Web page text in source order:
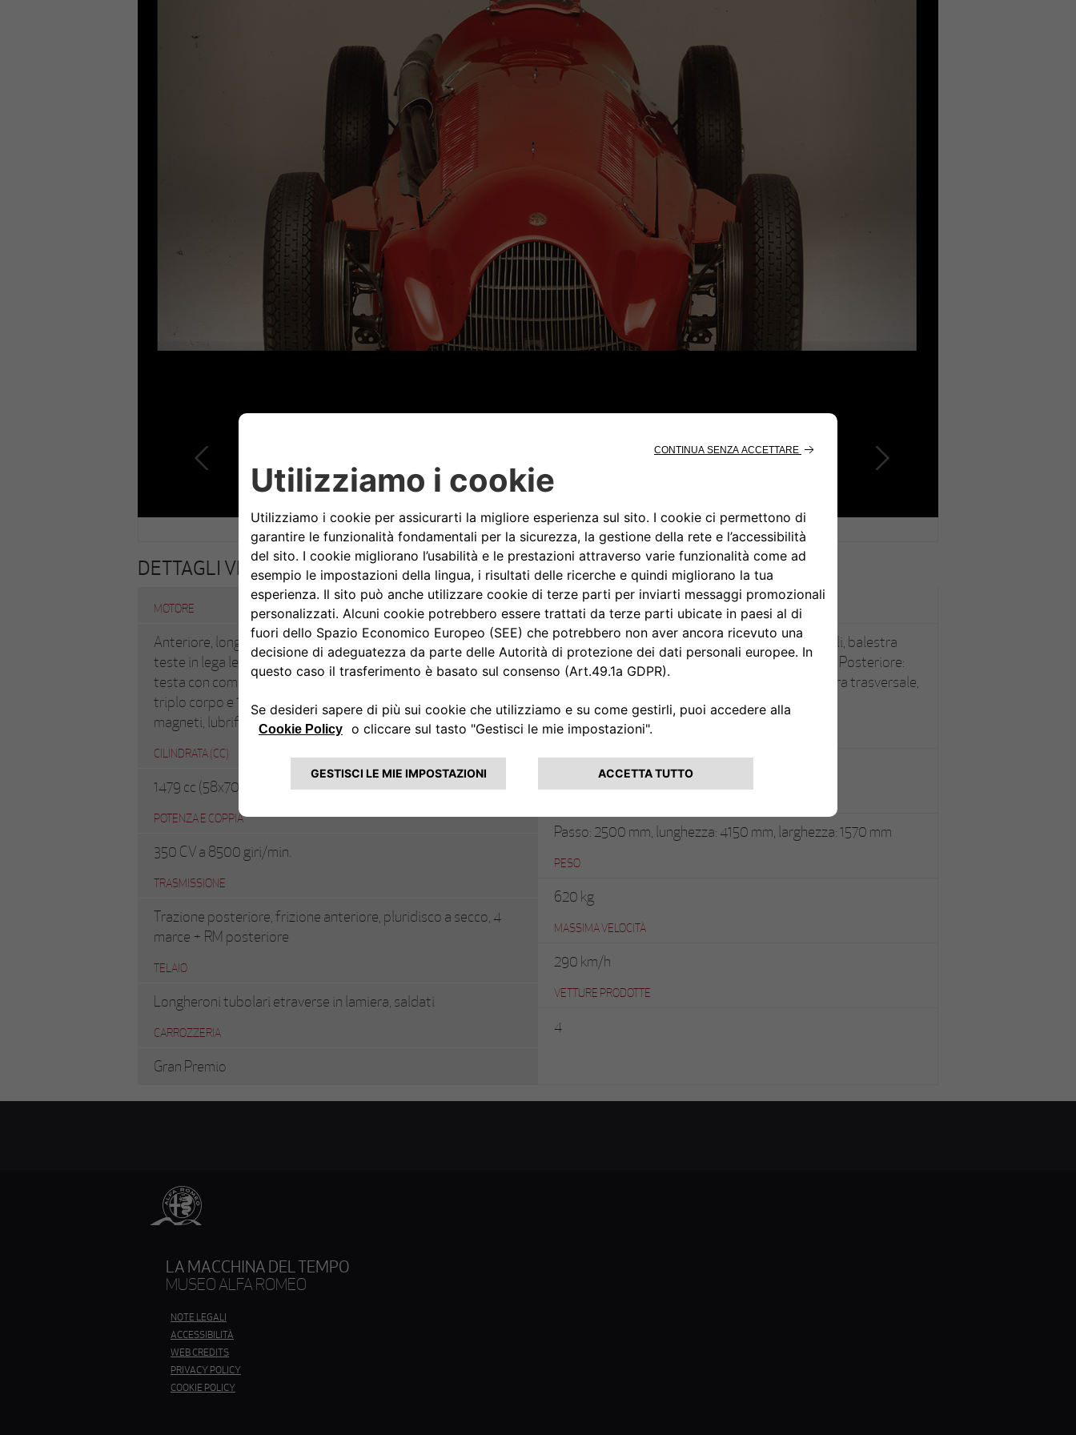
DETTAGLI VETTURA
MOTORE
Anteriore, longitudinale verticale, 8 cilindri in linea, biblocco e
teste in lega leggera, 2 valvole per cilindro, 2 alberi a camme in
testa con comando a ingranaggi. Alimentazione a carburatore,
triplo corpo e 1 compressorie volumetrico, accensione a 2
magneti, lubrificazione a carter secco.
CILINDRATA (CC)
1479 cc (58x70 mm)
POTENZA E COPPIA
350 CV a 8500 giri/min.
TRASMISSIONE
Trazione posteriore, frizione anteriore, pluridisco a secco, 4
marce + RM posteriore
TELAIO
Longheroni tubolari etraverse in lamiera, saldati
CARROZZERIA
Gran Premio
SOSPENSIONI
Anteriore: ruote indipendenti, bracci longitudinali, balestra
trasversale, ammortizzatori idraulici e a frizione. Posteriore:
ruote indipendenti, braccio longitudinale, balestra trasversale,
ammortizzatori idraulici e a frizione.
FRENI
Idraulici a tamburo sulle 4 ruote
Passo: 2500 mm, lunghezza: 4150 mm, larghezza: 1570 mm
PESO
620 kg
MASSIMA VELOCITÀ
290 km/h
VETTURE PRODOTTE
4
LA MACCHINA DEL TEMPO
MUSEO ALFA ROMEO
NOTE LEGALI
LINK
APRIRÀ
UNA
NUOVA
SCHEDA
ACCESSIBILITÀ
WEB CREDITSQUESTO
LINK
APRIRÀ
UNA
PRIVACY POLICYQUESTO
COOKIE POLICY